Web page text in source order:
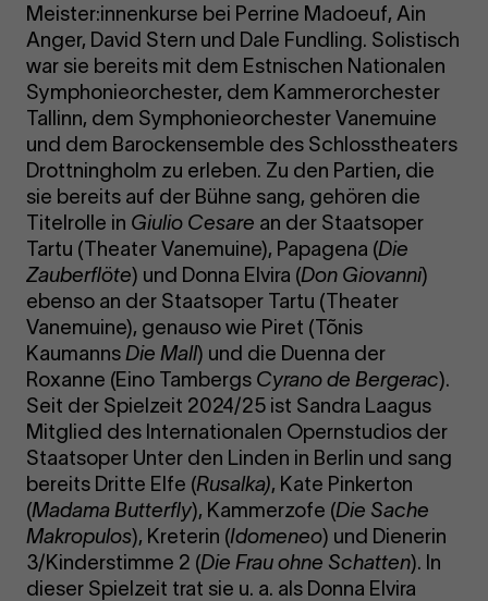
Meister:innenkurse bei Perrine Madoeuf, Ain
Anger, David Stern und Dale Fundling. Solistisch
war sie bereits mit dem Estnischen Nationalen
Symphonieorchester, dem Kammerorchester
Tallinn, dem Symphonieorchester Vanemuine
und dem Barockensemble des Schlosstheaters
Drottningholm zu erleben. Zu den Partien, die
sie bereits auf der Bühne sang, gehören die
Titelrolle in Giulio Cesare an der Staatsoper
Tartu (Theater Vanemuine), Papagena (Die
Zauberflöte) und Donna Elvira (Don Giovanni)
ebenso an der Staatsoper Tartu (Theater
Vanemuine), genauso wie Piret (Tõnis
Kaumanns Die Mall) und die Duenna der
Roxanne (Eino Tambergs Cyrano de Bergerac).
Seit der Spielzeit 2024/25 ist Sandra Laagus
Mitglied des Internationalen Opernstudios der
Staatsoper Unter den Linden in Berlin und sang
bereits Dritte Elfe (Rusalka), Kate Pinkerton
(Madama Butterfly), Kammerzofe (Die Sache
Makropulos), Kreterin (Idomeneo) und Dienerin
3/Kinderstimme 2 (Die Frau ohne Schatten). In
dieser Spielzeit trat sie u. a. als Donna Elvira